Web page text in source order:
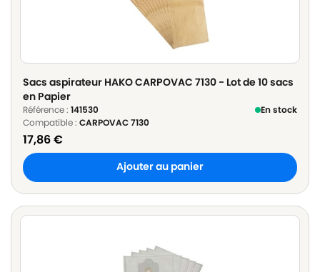
Sacs aspirateur HAKO CARPOVAC 7130 - Lot de 10 sacs
en Papier
Référence : 141530
En stock
Compatible : CARPOVAC 7130
17,86€
Ajouter au panier